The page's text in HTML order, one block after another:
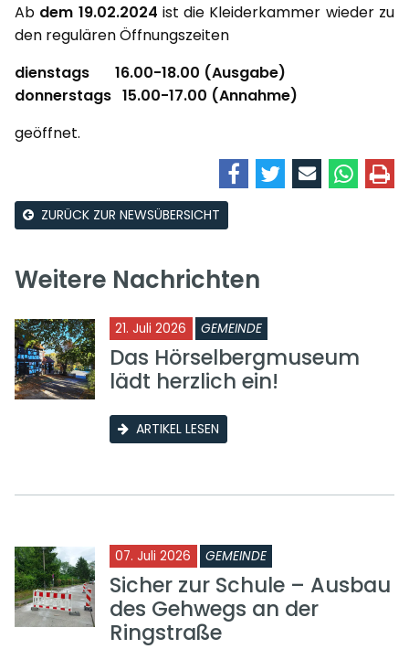
Ab dem 19.02.2024 ist die Kleiderkammer wieder zu
den regulären Öffnungszeiten
dienstags 16.00-18.00 (Ausgabe)
donnerstags 15.00-17.00 (Annahme)
geöffnet.
ZURÜCK ZUR NEWSÜBERSICHT
Weitere Nachrichten
21. Juli 2026 GEMEINDE
Das Hörselbergmuseum
lädt herzlich ein!
ARTIKEL LESEN
07. Juli 2026 GEMEINDE
Sicher zur Schule – Ausbau
des Gehwegs an der
Ringstraße